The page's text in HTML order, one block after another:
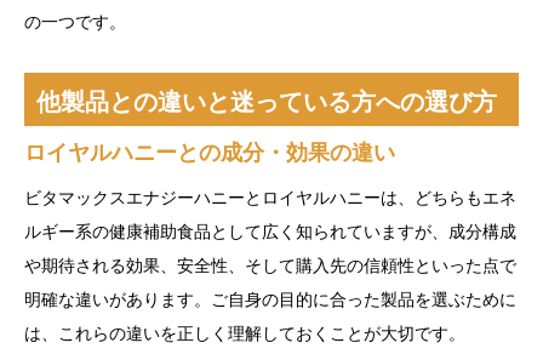
の一つです。
他製品との違いと迷っている方への選び方
ロイヤルハニーとの成分・効果の違い
ビタマックスエナジーハニーとロイヤルハニーは、どちらもエネ
ルギー系の健康補助食品として広く知られていますが、成分構成
や期待される効果、安全性、そして購入先の信頼性といった点で
明確な違いがあります。ご自身の目的に合った製品を選ぶために
は、これらの違いを正しく理解しておくことが大切です。